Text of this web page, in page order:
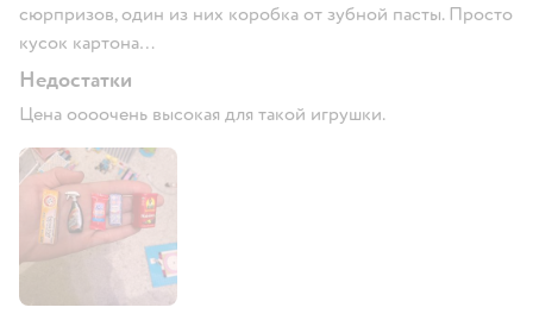
сюрпризов, один из них коробка от зубной пасты. Просто
кусок картона…
Недостатки
Цена оооочень высокая для такой игрушки.